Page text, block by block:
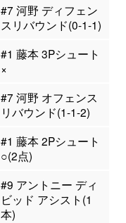
#7 河野 ディフェン
スリバウンド(0-1-1)
#1 藤本 3Pシュート
×
#7 河野 オフェンス
リバウンド(1-1-2)
#1 藤本 2Pシュート
○(2点)
#9 アントニー ディ
ビッド アシスト(1
本)